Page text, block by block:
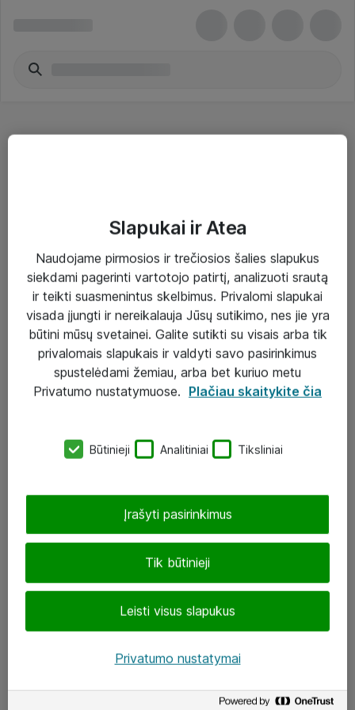
Sprendimai ir paslaugos
Paslaugos
Sprendimai
Įgyvendinti projektai
Atea ekspertų patarimai verslui
UAB „ATEA“
J. Rutkausko g. 6, Vilnius
Atea kontaktai
Aplankykite mus
Slapukai ir Atea
Naudojame pirmosios ir trečiosios šalies slapukus
siekdami pagerinti vartotojo patirtį, analizuoti srautą
ir teikti suasmenintus skelbimus. Privalomi slapukai
visada įjungti ir nereikalauja Jūsų sutikimo, nes jie yra
būtini mūsų svetainei. Galite sutikti su visais arba tik
privalomais slapukais ir valdyti savo pasirinkimus
spustelėdami žemiau, arba bet kuriuo metu
Privatumo nustatymuose. Plačiau skaitykite čia
Būtinieji Analitiniai Tiksliniai
Tik būtinieji
Leisti visus slapukus
Įrašyti pasirinkimus
Privatumo nustatymai